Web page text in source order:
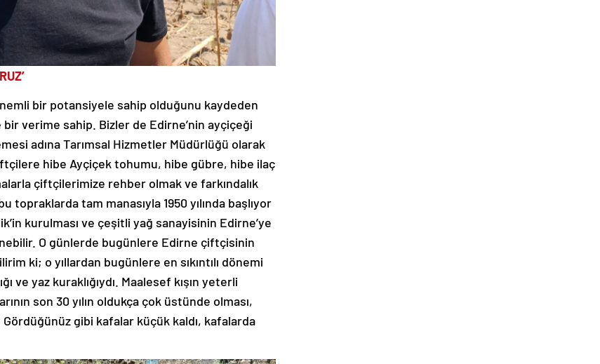
bir potansiyele sahip olduğunu kaydeden
verime sahip. Bizler de Edirne’nin ayçiçeği
adına Tarımsal Hizmetler Müdürlüğü olarak
hibe Ayçiçek tohumu, hibe gübre, hibe ilaç
çiftçilerimize rehber olmak ve farkındalık
topraklarda tam manasıyla 1950 yılında başlıyor
kurulması ve çeşitli yağ sanayisinin Edirne’ye
O günlerde bugünlere Edirne çiftçisinin
ki; o yıllardan bugünlere en sıkıntılı dönemi
ve yaz kuraklığıydı. Maalesef kışın yeterli
son 30 yılın oldukça çok üstünde olması,
gibi kafalar küçük kaldı, kafalarda